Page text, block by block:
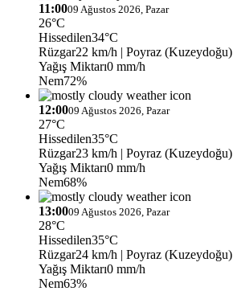
11:0009 Ağustos 2026, Pazar
26°C
Hissedilen34°C
Rüzgar22 km/h | Poyraz (Kuzeydoğu)
Yağış Miktarı0 mm/h
Nem72%
12:0009 Ağustos 2026, Pazar
27°C
Hissedilen35°C
Rüzgar23 km/h | Poyraz (Kuzeydoğu)
Yağış Miktarı0 mm/h
Nem68%
13:0009 Ağustos 2026, Pazar
28°C
Hissedilen35°C
Rüzgar24 km/h | Poyraz (Kuzeydoğu)
Yağış Miktarı0 mm/h
Nem63%